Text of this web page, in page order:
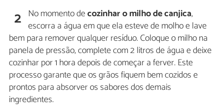
2 No momento decozinhar o milho de canjica,
escorra a água em que ela esteve de molho e lave
bem para remover qualquer resíduo. Coloque o milho na
panela de pressão, complete com 2 litros de água e deixe
cozinhar por 1 hora depois de começar a ferver. Este
processo garante que os grãos fiquem bem cozidos e
prontos para absorver os sabores dos demais
ingredientes.